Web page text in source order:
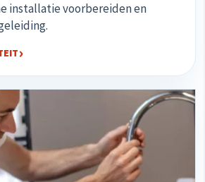
installatie voorbereiden en